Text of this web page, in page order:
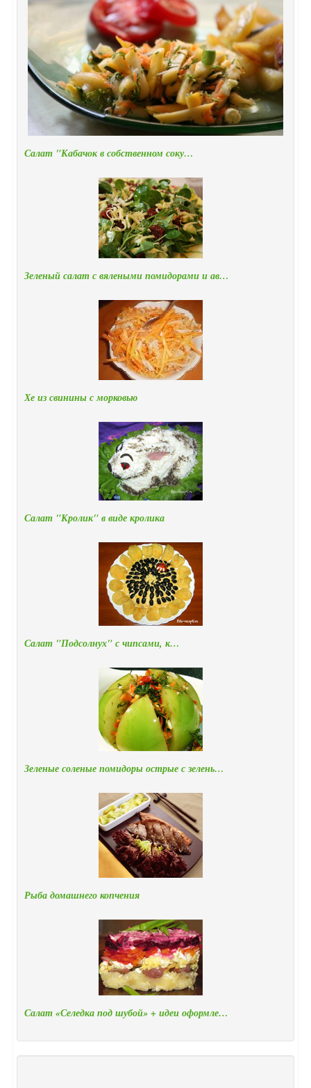
Салат "Кабачок в собственном соку…
Зеленый салат с вялеными помидорами и ав…
Хе из свинины с морковью
Салат "Кролик" в виде кролика
Салат "Подсолнух" с чипсами, к…
Зеленые соленые помидоры острые с зелень…
Рыба домашнего копчения
Салат «Селедка под шубой» + идеи оформле…